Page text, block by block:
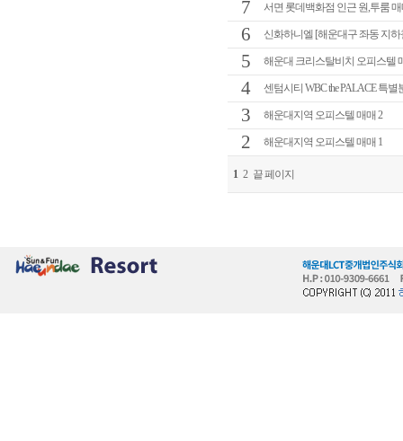
7 서면 롯데백화점 인근 원,투룸
6 신화하니엘 [해운대구 좌동 지하
5 해운대 크리스탈비치 오피스텔
4 센텀시티 WBC the PALACE 특별
3 해운대지역 오피스텔 매매 2
2 해운대지역 오피스텔 매매 1
1 2 끝 페이지